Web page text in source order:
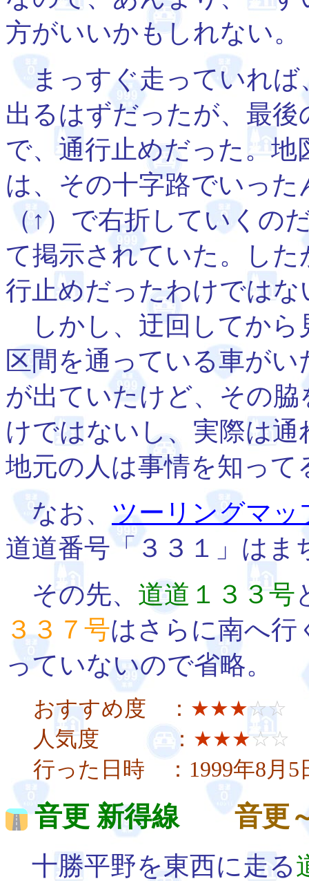
方がいいかもしれない。
まっすぐ走っていれば
出るはずだったが、最
で、通行止めだった。
は、その十字路でいっ
（↑）で右折していくの
て掲示されていた。した
行止めだったわけではな
しかし、迂回してから
区間を通っている車が
が出ていたけど、その
けではないし、実際は
地元の人は事情を知って
なお、 ツーリングマッ
道道番号「３３１」はま
その先、 道道１３３号
３３７号はさらに南へ行
っていないので省略。
おすすめ度 ： ★★★☆☆
人気度 ： ★★★☆☆
行った日時 ：1999年8月
音更 新得線音更～
十勝平野を東西に走る